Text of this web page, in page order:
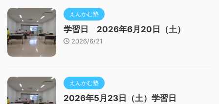
えんかむ塾
学習日 2026年6月20日（土）
2026/6/21
えんかむ塾
2026年5月23日（土）学習日